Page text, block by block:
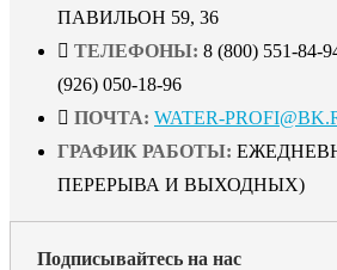
ПАВИЛЬОН 59, 36
ТЕЛЕФОНЫ: 8 (800) 551-84-
(926) 050-18-96
ПОЧТА: WATER-
ГРАФИК РАБОТЫ:
ПЕРЕРЫВА И ВЫХОДНЫХ)
Подписывайтесь на нас